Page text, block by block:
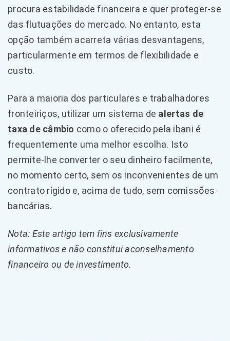
procura estabilidade financeira e quer proteger-se
das flutuações do mercado. No entanto, esta
opção também acarreta várias desvantagens,
particularmente em termos de flexibilidade e
custo.
Para a maioria dos particulares e trabalhadores
fronteiriços, utilizar um sistema de alertas de
taxa de câmbio como o oferecido pela ibani é
frequentemente uma melhor escolha. Isto
permite-lhe converter o seu dinheiro facilmente,
no momento certo, sem os inconvenientes de um
contrato rígido e, acima de tudo, sem comissões
bancárias.
Nota: Este artigo tem fins exclusivamente
informativos e não constitui aconselhamento
financeiro ou de investimento.